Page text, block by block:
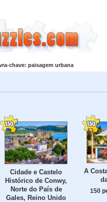
chave: paisagem urbana
Cidade e Castelo
Histórico de Conwy,
Norte do País de
Gales, Reino Unido
A
150